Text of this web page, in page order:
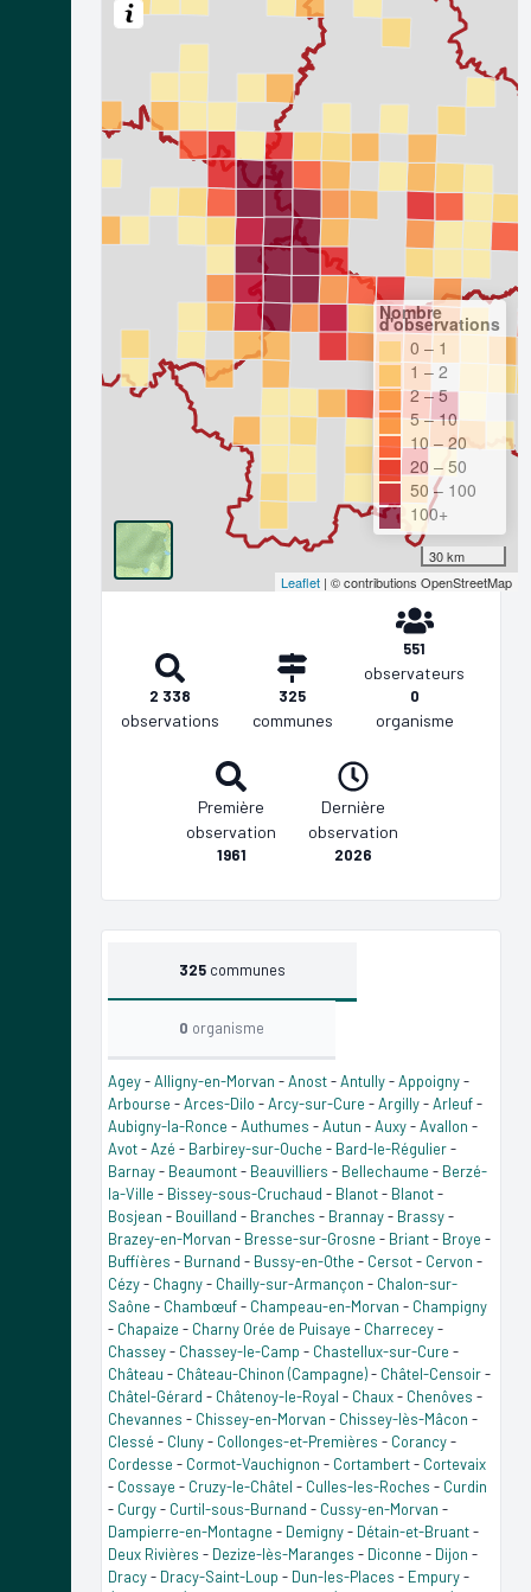
Nombre
d'observations
0 – 1
1 – 2
2 – 5
5 – 10
10 – 20
20 – 50
50 – 100
100+
30 km
Leaflet | © contributions OpenStreetMap
2 338
observations
325
communes
551
observateurs
0
organisme
Première
observation
1961
Dernière
observation
2026
325 communes
0 organisme
Agey-Alligny-en-Morvan -Anost-Antully-Appoigny-
Arbourse -Arces-Dilo -Arcy-sur-Cure -Argilly-Arleuf-
Aubigny-la-Ronce -Authumes -Autun -Auxy-Avallon -
Avot-Azé - Barbirey-sur-Ouche - Bard-le-Régulier-
Barnay- Beaumont- Beauvilliers - Bellechaume - Berzé-
la-Ville - Bissey-sous-Cruchaud - Blanot- Blanot-
Bosjean - Bouilland - Branches - Brannay- Brassy-
Brazey-en-Morvan - Bresse-sur-Grosne - Briant- Broye -
Buffières - Burnand - Bussy-en-Othe - Cersot- Cervon -
Cézy- Chagny- Chailly-sur-Armançon - Chalon-sur-
Saône - Chambœuf- Champeau-en-Morvan - Champigny
- Chapaize - Charny Orée de Puisaye - Charrecey-
Chassey- Chassey-le-Camp - Chastellux-sur-Cure -
Château - Château-Chinon (Campagne)- Châtel-Censoir-
Châtel-Gérard - Châtenoy-le-Royal - Chaux- Chenôves -
Chevannes - Chissey-en-Morvan - Chissey-lès-Mâcon -
Clessé - Cluny- Collonges-et-Premières - Corancy-
Cordesse - Cormot-Vauchignon - Cortambert- Cortevaix
- Cossaye - Cruzy-le-Châtel - Culles-les-Roches - Curdin
- Curgy- Curtil-sous-Burnand - Cussy-en-Morvan -
Dampierre-en-Montagne - Demigny- Détain-et-Bruant-
Deux Rivières - Dezize-lès-Maranges - Diconne - Dijon -
Dracy- Dracy-Saint-Loup - Dun-les-Places - Empury-